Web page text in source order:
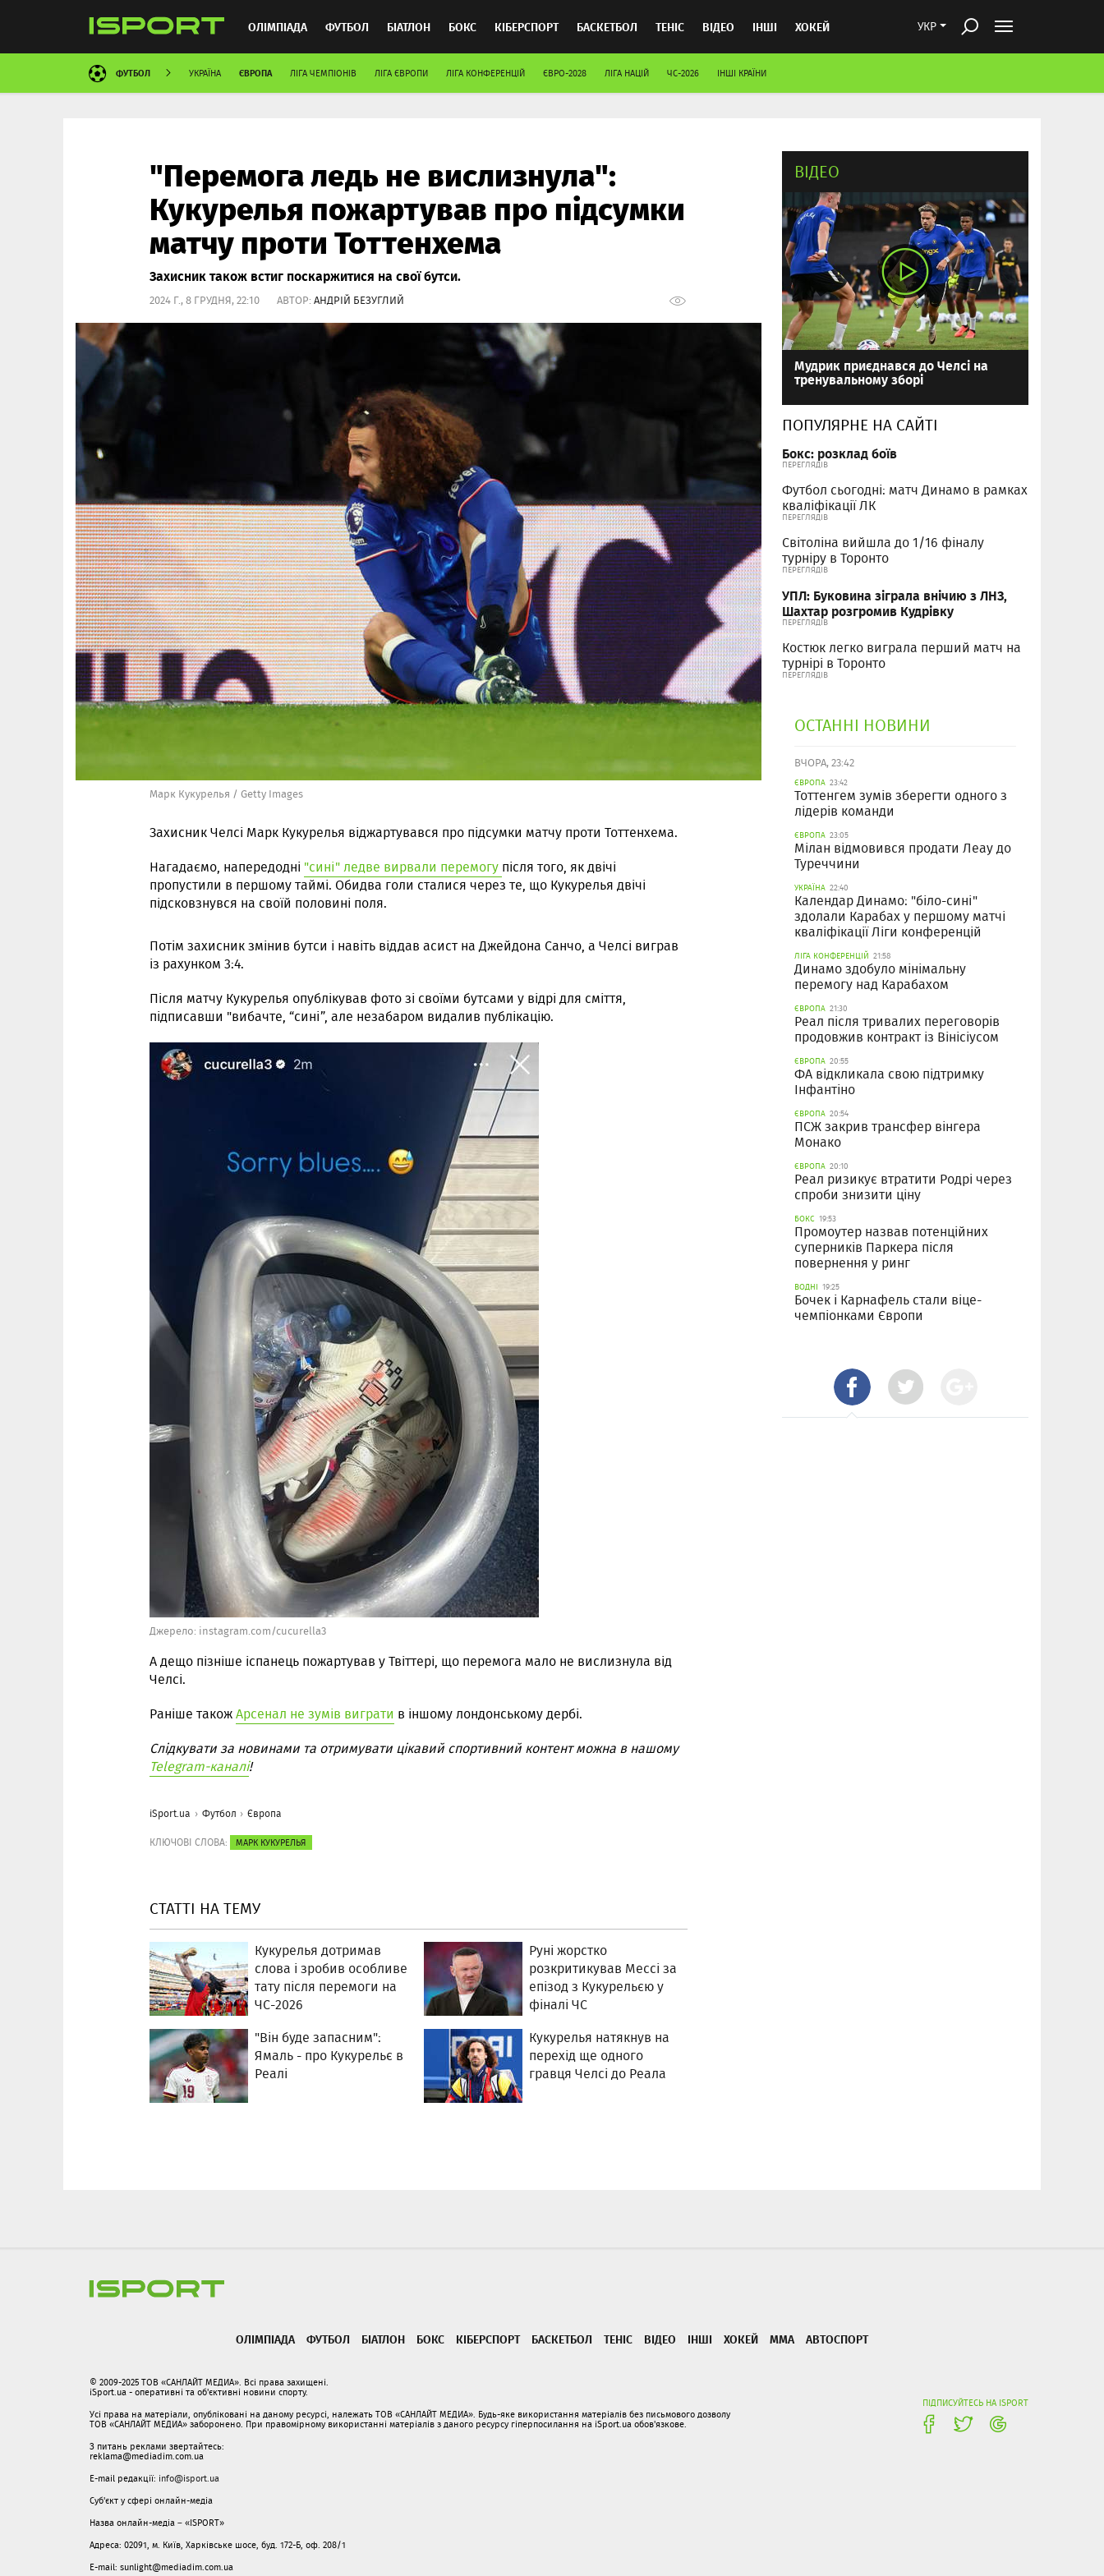
УКР
ОЛІМПІАДА ФУТБОЛ БІАТЛОН БОКС КІБЕРСПОРТ БАСКЕТБОЛ ТЕНІС ВІДЕО ІНШІ ХОКЕЙ
ММА АВТОСПОРТ
ФУТБОЛ УКРАЇНА ЄВРОПА ЛІГА ЧЕМПІОНІВ ЛІГА ЄВРОПИ ЛІГА КОНФЕРЕНЦІЙ ЄВРО-2028 ЛІГА НАЦІЙ ЧС-2026 ІНШІ КРАЇНИ
"Перемога ледь не вислизнула":
Кукурелья пожартував про підсумки
матчу проти Тоттенхема
Захисник також встиг поскаржитися на свої бутси.
2024 Г., 8 ГРУДНЯ, 22:10 АВТОР: АНДРІЙ БЕЗУГЛИЙ
Марк Кукурелья / Getty Images
Захисник Челсі Марк Кукурелья віджартувався про підсумки матчу проти Тоттенхема.
Нагадаємо, напередодні "сині" ледве вирвали перемогу після того, як двічі
пропустили в першому таймі. Обидва голи сталися через те, що Кукурелья двічі
підсковзнувся на своїй половині поля.
Потім захисник змінив бутси і навіть віддав асист на Джейдона Санчо, а Челсі виграв
із рахунком 3:4.
Після матчу Кукурелья опублікував фото зі своїми бутсами у відрі для сміття,
підписавши "вибачте, “сині”, але незабаром видалив публікацію.
Джерело: instagram.com/cucurella3
А дещо пізніше іспанець пожартував у Твіттері, що перемога мало не вислизнула від
Челсі.
Раніше такожАрсенал не зумів виграти в іншому лондонському дербі.
Слідкувати за новинами та отримувати цікавий спортивний контент можна в нашому
Telegram-каналі!
iSport.ua Футбол Європа
КЛЮЧОВІ СЛОВА: МАРК КУКУРЕЛЬЯ
СТАТТІ НА ТЕМУ
Кукурелья дотримав
слова і зробив особливе
тату після перемоги на
ЧС-2026
Руні жорстко
розкритикував Мессі за
епізод з Кукурельєю у
фіналі ЧС
"Він буде запасним":
Ямаль - про Кукурельє в
Реалі
Кукурелья натякнув на
перехід ще одного
гравця Челсі до Реала
ВІДЕО
Мудрик приєднався до Челсі на
тренувальному зборі
ПОПУЛЯРНЕ НА САЙТІ
Бокс: розклад боїв
ПЕРЕГЛЯДІВ
Футбол сьогодні: матч Динамо в рамках
кваліфікації ЛК
ПЕРЕГЛЯДІВ
Світоліна вийшла до 1/16 фіналу
турніру в Торонто
ПЕРЕГЛЯДІВ
УПЛ: Буковина зіграла внічию з ЛНЗ,
Шахтар розгромив Кудрівку
ПЕРЕГЛЯДІВ
Костюк легко виграла перший матч на
турнірі в Торонто
ПЕРЕГЛЯДІВ
ОСТАННІ НОВИНИ
ВЧОРА, 23:42
ЄВРОПА 23:42
Тоттенгем зумів зберегти одного з
лідерів команди
ЄВРОПА 23:05
Мілан відмовився продати Леау до
Туреччини
УКРАЇНА 22:40
Календар Динамо: "біло-сині"
здолали Карабах у першому матчі
кваліфікації Ліги конференцій
ЛІГА КОНФЕРЕНЦІЙ 21:58
Динамо здобуло мінімальну
перемогу над Карабахом
ЄВРОПА 21:30
Реал після тривалих переговорів
продовжив контракт із Вінісіусом
ЄВРОПА 20:55
ФА відкликала свою підтримку
Інфантіно
ЄВРОПА 20:54
ПСЖ закрив трансфер вінгера
Монако
ЄВРОПА 20:10
Реал ризикує втратити Родрі через
спроби знизити ціну
БОКС 19:53
Промоутер назвав потенційних
суперників Паркера після
повернення у ринг
ВОДНІ 19:25
Бочек і Карнафель стали віце-
чемпіонками Європи
ОЛІМПІАДА ФУТБОЛ БІАТЛОН БОКС КІБЕРСПОРТ БАСКЕТБОЛ ТЕНІС ВІДЕО ІНШІ ХОКЕЙ ММА АВТОСПОРТ
ПІДПИСУЙТЕСЬ НА ISPORT
© 2009-2025 ТОВ «САНЛАЙТ МЕДИА». Всі права захищені.
iSport.ua - оперативні та об'єктивні новини спорту.
Усі права на матеріали, опубліковані на даному ресурсі, належать ТОВ «САНЛАЙТ МЕДИА». Будь-яке використання матеріалів без письмового дозволу
ТОВ «САНЛАЙТ МЕДИА» заборонено. При правомірному використанні матеріалів з даного ресурсу гіперпосилання на iSport.ua обов'язкове.
З питань реклами звертайтесь:
reklama@mediadim.com.ua
E-mail редакції: info@isport.ua
Суб'єкт у сфері онлайн-медіа
Назва онлайн-медіа – «ISPORT»
Адреса: 02091, м. Київ, Харківське шосе, буд. 172-Б, оф. 208/1
E-mail: sunlight@mediadim.com.ua